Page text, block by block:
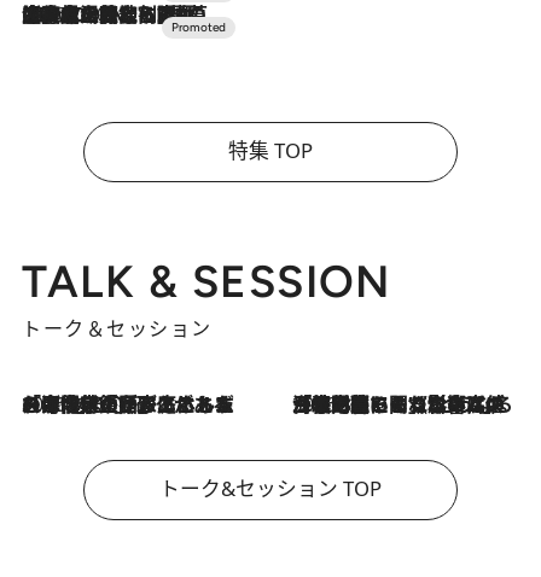
2026.7.10
NEW OPEN！【界 草津】名湯の地に誕生。趣の異なる2種の温泉と上州ならではの会席・蕎麦割烹など美食を味わう究極の癒やし旅
特集 TOP
TALK & SESSION
トーク＆セッション
2026.8.3
「今後値上げがあるとすれば…」「リスクがあるのは今年の冬」エネルギー専門家が語る、ホルムズ海峡封鎖が家庭にもたらす“ある心配” 2026.8.3
「住宅建てられない…」「サーチャージ料の高値が続いている」ホルムズ海峡封鎖による影響はいつまで続く？《エネルギー専門家に聞く“どうなる日本の暮らし”》
トーク&セッション TOP